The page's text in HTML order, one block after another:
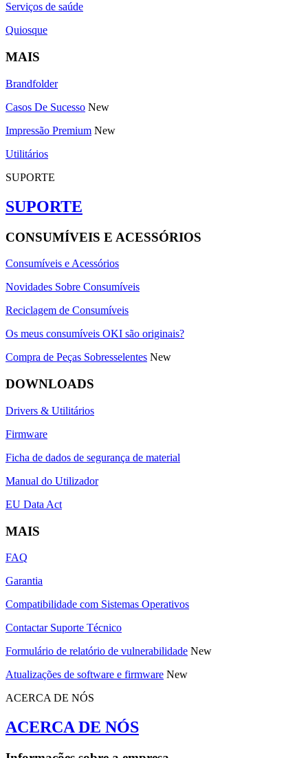
Serviços de saúde
Quiosque
MAIS
Brandfolder
Casos De Sucesso New
Impressão Premium New
Utilitários
SUPORTE
SUPORTE
CONSUMÍVEIS E ACESSÓRIOS
Consumíveis e Acessórios
Novidades Sobre Consumíveis
Reciclagem de Consumíveis
Os meus consumíveis OKI são originais?
Compra de Peças Sobresselentes New
DOWNLOADS
Drivers & Utilitários
Firmware
Ficha de dados de segurança de material
Manual do Utilizador
EU Data Act
MAIS
FAQ
Garantia
Compatibilidade com Sistemas Operativos
Contactar Suporte Técnico
Formulário de relatório de vulnerabilidade New
Atualizações de software e firmware New
ACERCA DE NÓS
ACERCA DE NÓS